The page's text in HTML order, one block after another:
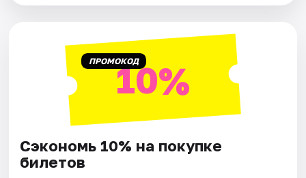
ПРОМОКОД10%
Сэкономь 10% на покупке
билетов